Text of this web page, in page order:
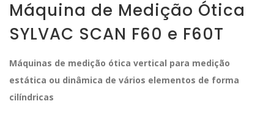
Máquina de Medição Ótica
SYLVAC SCAN F60 e F60T
Máquinas de medição ótica vertical para medição
estática ou dinâmica de vários elementos de forma
cilíndricas